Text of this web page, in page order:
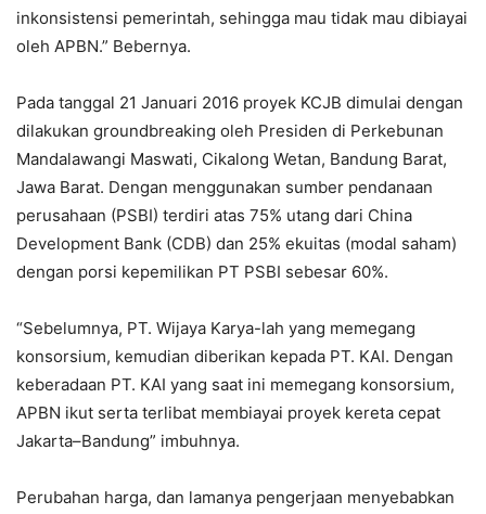
inkonsistensi pemerintah, sehingga mau tidak mau dibiayai
oleh APBN.” Bebernya.
Pada tanggal 21 Januari 2016 proyek KCJB dimulai dengan
dilakukan groundbreaking oleh Presiden di Perkebunan
Mandalawangi Maswati, Cikalong Wetan, Bandung Barat,
Jawa Barat. Dengan menggunakan sumber pendanaan
perusahaan (PSBI) terdiri atas 75% utang dari China
Development Bank (CDB) dan 25% ekuitas (modal saham)
dengan porsi kepemilikan PT PSBI sebesar 60%.
“Sebelumnya, PT. Wijaya Karya-lah yang memegang
konsorsium, kemudian diberikan kepada PT. KAI. Dengan
keberadaan PT. KAI yang saat ini memegang konsorsium,
APBN ikut serta terlibat membiayai proyek kereta cepat
Jakarta–Bandung” imbuhnya.
Perubahan harga, dan lamanya pengerjaan menyebabkan